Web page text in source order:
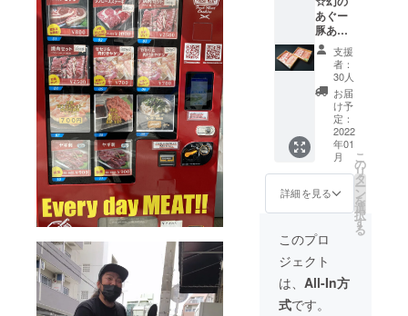
承っており
ます。
BBQのご注
文、配達、
器具貸し出
し、承りま
す。
また、ご家
も致しま
す。
鮮度や美味
あぐー
豚あじ
わい
セット
☆ （リ
ターン
商品の
お届け
2022/01
/24から
発送致
しま
す。）
☆彡お
礼メッ
セージ
パイ
ナップ
ルあ
ぐー
支援
者：
30人
お届
け予
定：
2022
年01
月
詳細を見る
こ
の
リ
タ
ー
ン
を
選
択
す
る
このプロ
ジェクト
は、 All-In方
式です。